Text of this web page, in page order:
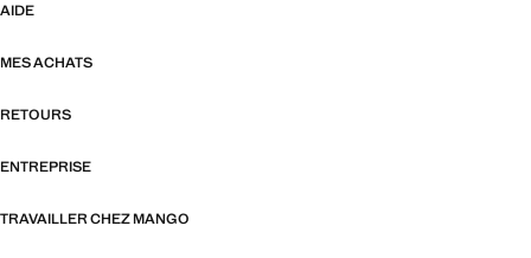
AIDE
MES ACHATS
RETOURS
ENTREPRISE
TRAVAILLER CHEZ MANGO